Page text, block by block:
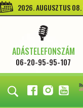
2026. AUGUSZTUS 08.
ADÁSTELEFONSZÁM
06-20-95-95-107
FACEBOOK